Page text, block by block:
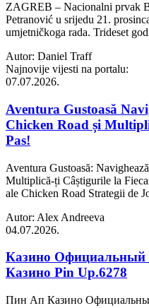
ZAGREB – Nacionalni prvak
Petranović u srijedu 21.
umjetničkoga rada. Trideset
Autor: Daniel Traff
Najnovije vijesti na portalu:
07.07.2026.
Aventura Gustoasă
Chicken Road și
Pas!
Aventura Gustoasă:
Multiplică-ți Câștigurile la
ale Chicken Road Strategii de
Autor: Alex Andreeva
04.07.2026.
Казино Официальный
Казино Pin Up.6278
Пин Ап Казино